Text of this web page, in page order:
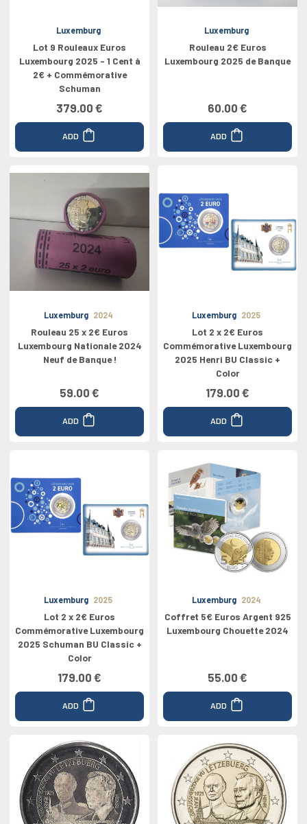
Luxemburg
Lot 9 Rouleaux Euros
Luxembourg 2025 - 1 Cent à
2€ + Commémorative
Schuman
379.00 €
ADD
Luxemburg
Rouleau 2€ Euros
Luxembourg 2025 de Banque
60.00 €
ADD
Luxemburg 2024
Rouleau 25 x 2€ Euros
Luxembourg Nationale 2024
Neuf de Banque !
59.00 €
ADD
Luxemburg 2025
Lot 2 x 2€ Euros
Commémorative Luxembourg
2025 Henri BU Classic +
Color
179.00 €
ADD
Luxemburg 2025
Lot 2 x 2€ Euros
Commémorative Luxembourg
2025 Schuman BU Classic +
Color
179.00 €
ADD
Luxemburg 2024
Coffret 5€ Euros Argent 925
Luxembourg Chouette 2024
55.00 €
ADD